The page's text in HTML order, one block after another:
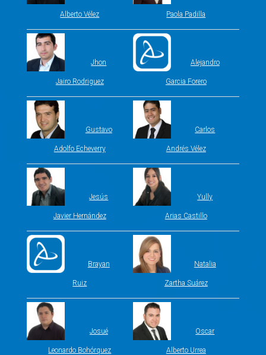
Alberto Vélez Paola Padilla
Jhon
Jairo Rodriguez
Alejandro
Garcia Forero
Gustavo
Adolfo Echeverry
Carlos
Andrés Vélez
Jesús
Javier Hernández
Yully
Arias Castillo
Brayan
Ruiz
Natalia
Zartha Suárez
Josué
Leonardo Bohórquez
Oscar
Alberto Urrea